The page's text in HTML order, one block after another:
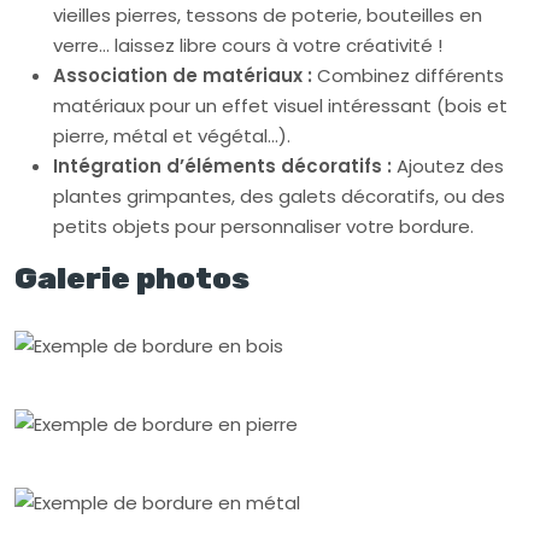
vieilles pierres, tessons de poterie, bouteilles en
verre… laissez libre cours à votre créativité !
Association de matériaux : Combinez différents
matériaux pour un effet visuel intéressant (bois et
pierre, métal et végétal…).
Intégration d’éléments décoratifs : Ajoutez des
plantes grimpantes, des galets décoratifs, ou des
petits objets pour personnaliser votre bordure.
Galerie photos